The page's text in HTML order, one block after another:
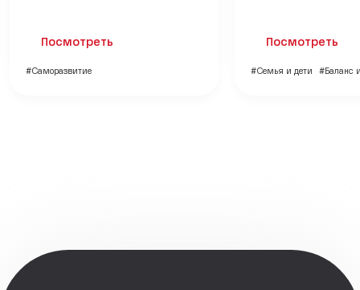
Посмотреть
#Саморазвитие
Посмотреть
#Семья и дети #Баланс